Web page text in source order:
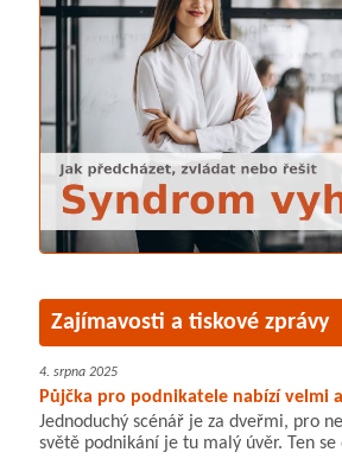
Zajímavosti a tiskové zprávy
4. srpna 2025
Půjčka pro podnikatele nabízí velmi
Jednoduchý scénář je za dveřmi, pro
světě podnikání je tu malý úvěr. Ten se